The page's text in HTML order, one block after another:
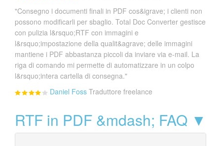
"Consegno i documenti finali in PDF cos&igrave; i clienti non
possono modificarli per sbaglio. Total Doc Converter gestisce
con pulizia l&rsquo;RTF con immagini e
l&rsquo;impostazione della qualit&agrave; delle immagini
mantiene i PDF abbastanza piccoli da inviare via e-mail. La
riga di comando mi permette di automatizzare in un colpo
l&rsquo;intera cartella di consegna."
Daniel Foss Traduttore freelance
RTF in PDF &mdash; FAQ ▼